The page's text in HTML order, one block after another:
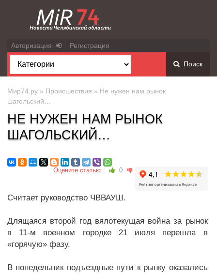
Авторизация Регистрация
Поиск
Мир74.ру » Происшествия » Не нужен нам рынок
шагольский…
НЕ НУЖЕН НАМ РЫНОК
ШАГОЛЬСКИЙ…
Оцените статью: 0
Считает руководство ЧВВАУШ.
Длящаяся второй год вялотекущая война за рынок
в 11-м военном городке 21 июля перешла в
«горячую» фазу.
В понедельник подъездные пути к рынку оказались